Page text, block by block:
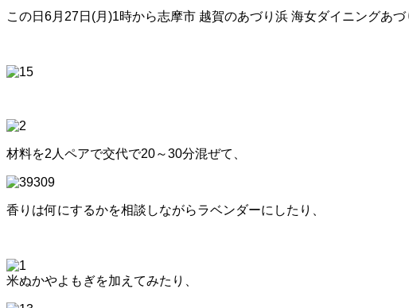
この日6月27日(月)1時から志摩市 越賀のあづり浜 海女ダイニングあ
材料を2人ペアで交代で20～30分混ぜて、
香りは何にするかを相談しながらラベンダーにしたり、
米ぬかやよもぎを加えてみたり、